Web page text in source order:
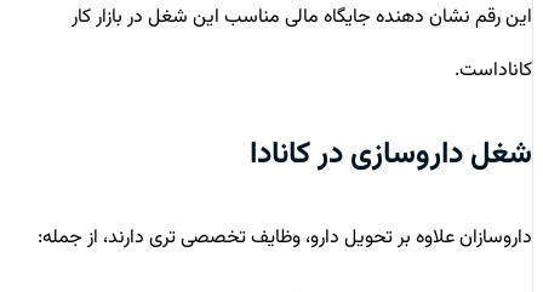
این رقم نشان ‌دهنده جایگاه مالی مناسب این شغل در بازار کار
کاناداست.
شغل داروسازی در کانادا
داروسازان علاوه بر تحویل دارو، وظایف تخصصی ‌تری دارند، از جمله: